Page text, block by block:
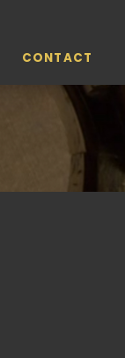
CONTACT